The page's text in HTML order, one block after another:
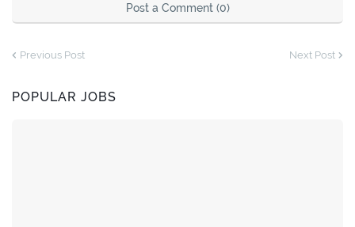
Post a Comment (0)
Previous Post Next Post
POPULAR JOBS